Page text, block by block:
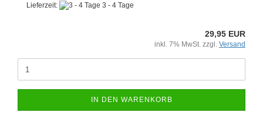
Lieferzeit: 3 - 4 Tage
29,95 EUR
inkl. 7% MwSt. zzgl. Versand
IN DEN WARENKORB